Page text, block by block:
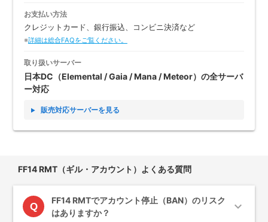
お支払い方法
クレジットカード、銀行振込、コンビニ決済など
※詳細は総合FAQをご覧ください。
取り扱いサーバー
日本DC（Elemental / Gaia / Mana / Meteor）の全サーバ
ー対応
販売対応サーバーを見る
FF14 RMT（ギル・アカウント）よくある質問
Q
FF14 RMTでアカウント停止（BAN）のリスク
はありますか？
expand_more